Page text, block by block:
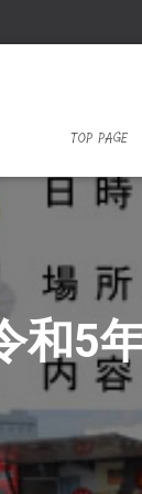
TOP PAGE
和5